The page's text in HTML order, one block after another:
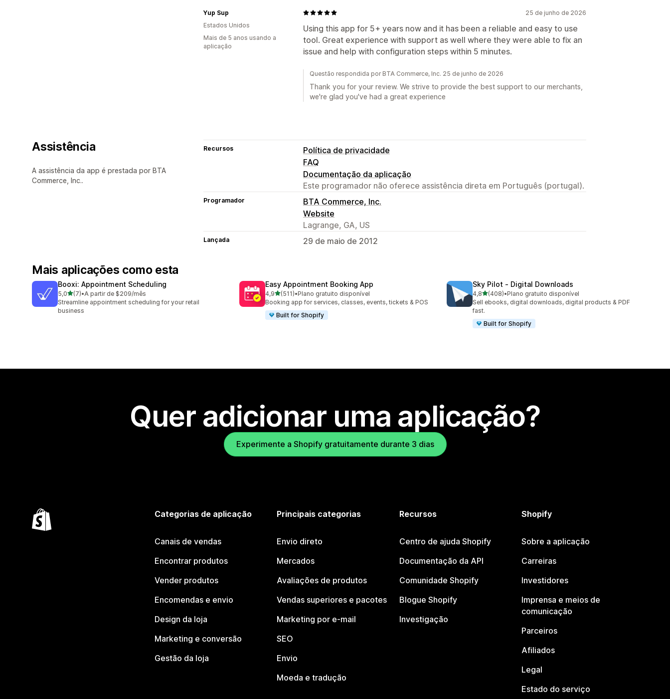
25 de junho de 2026
Using this app for 5+ years now and it has been a reliable and easy to use
tool. Great experience with support as well where they were able to fix an
issue and help with configuration steps within 5 minutes.
Yup Sup
Estados Unidos
Mais de 5 anos usando a
aplicação
Questão respondida por BTA Commerce, Inc. 25 de junho de 2026
Thank you for your review. We strive to provide the best support to our merchants,
we're glad you've had a great experience
Assistência
A assistência da app é prestada por BTA
Commerce, Inc..
Recursos
Política de privacidade
FAQ
Documentação da aplicação
Este programador não oferece assistência direta em Português (portugal).
Programador
BTA Commerce, Inc.
Website
Lagrange, GA, US
Lançada 29 de maio de 2012
Mais aplicações como esta
Booxi: Appointment Scheduling
5,0de 5 estrelas
(7)
7 total de avaliações
•A partir de $209/mês
Streamline appointment scheduling for your retail
business
Easy Appointment Booking App
4,9de 5 estrelas
(511)
511 total de avaliações
•Plano gratuito disponível
Booking app for services, classes, events, tickets & POS
Built for Shopify
Sky Pilot ‑ Digital Downloads
4,8de 5 estrelas
(408)
408 total de avaliações
•Plano gratuito disponível
Sell ebooks, digital downloads, digital products & PDF
fast.
Built for Shopify
Quer adicionar uma aplicação?
Experimente a Shopify gratuitamente durante 3 dias
Categorias de aplicação
Canais de vendas
Encontrar produtos
Vender produtos
Encomendas e envio
Design da loja
Marketing e conversão
Gestão da loja
Principais categorias
Envio direto
Mercados
Avaliações de produtos
Vendas superiores e pacotes
Marketing por e-mail
SEO
Envio
Moeda e tradução
Recursos
Centro de ajuda Shopify
Documentação da API
Comunidade Shopify
Blogue Shopify
Investigação
Shopify
Sobre a aplicação
Carreiras
Investidores
Imprensa e meios de
comunicação
Parceiros
Afiliados
Legal
Estado do serviço